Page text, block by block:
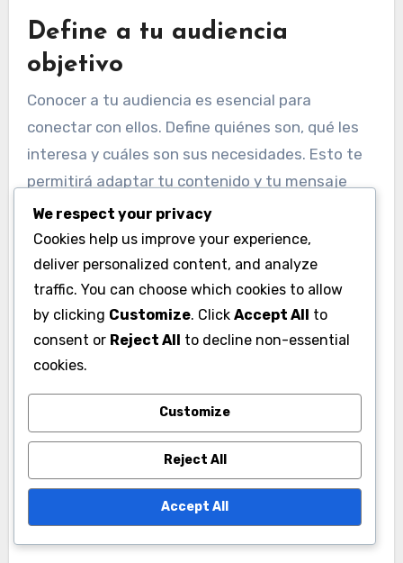
Define a tu audiencia
objetivo
Conocer a tu audiencia es esencial para
conectar con ellos. Define quiénes son, qué les
interesa y cuáles son sus necesidades. Esto te
permitirá adaptar tu contenido y tu mensaje
para resonar con ellos de manera efectiva.
Prueba y ajusta tu enfoque
No temas experimentar con diferentes temas
dentro de tu nicho. Publica contenido variado y
compromiso y ajusta tu enfoque según los
resultados obtenidos.
We respect your privacy
Cookies help us improve your experience,
deliver personalized content, and analyze
traffic. You can choose which cookies to allow
by clicking Customize. Click Accept All to
consent or Reject All to decline non-essential
cookies.
Customize
Reject All
Accept All